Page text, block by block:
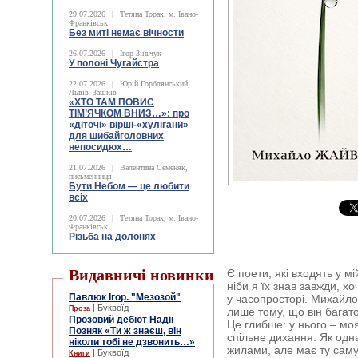
29.07.2026 |
Тетяна Торак, м. Івано-
Франківськ
Без миті немає вічности
26.07.2026 | Ігор Зіньчук
У полоні Чугайстра
22.07.2026 |
Юрій Горблянський,
Львів–Зашків
«ХТО ТАМ ПОВИС
ТІМ’ЯЧКОМ ВНИЗ…»: про
«діточі» вірші-«хулігани»
для шибайголовних
непосидюх…
21.07.2026 |
Валентина Семеняк,
письменниця
Бути Небом ― це любити
всіх
20.07.2026 |
Тетяна Торак, м. Івано-
Франківськ
Різьба на долонях
Видавничі новинки
Павлюк Ігор. "Мезозой"
Проза | Буквоїд
Прозовий дебют Надії
Позняк «Ти ж знаєш, він
ніколи тобі не дзвонить…»
Книги | Буквоїд
Є поети, які входять у
ніби я їх знав завжди,
у часопросторі.
лише тому, що він
Це глибше: у нього –
спільне дихання. Як
жилами, але має ту